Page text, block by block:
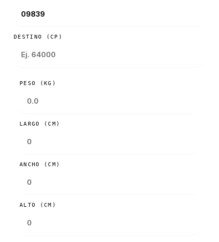
DESTINO (CP)
PESO (KG)
LARGO (CM)
ANCHO (CM)
ALTO (CM)